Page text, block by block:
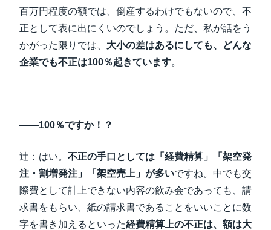
百万円程度の額では、倒産するわけでもないので、不
正として表に出にくいのでしょう。ただ、私が話をう
かがった限りでは、 大小の差はあるにしても、どんな
企業でも不正は100％起きています。
――100％ですか！？
辻：はい。 不正の手口としては「経費精算」「架空発
注・割増発注」「架空売上」が多いですね。中でも交
際費として計上できない内容の飲み会であっても、請
求書をもらい、紙の請求書であることをいいことに数
字を書き加えるといった経費精算上の不正は、額は大